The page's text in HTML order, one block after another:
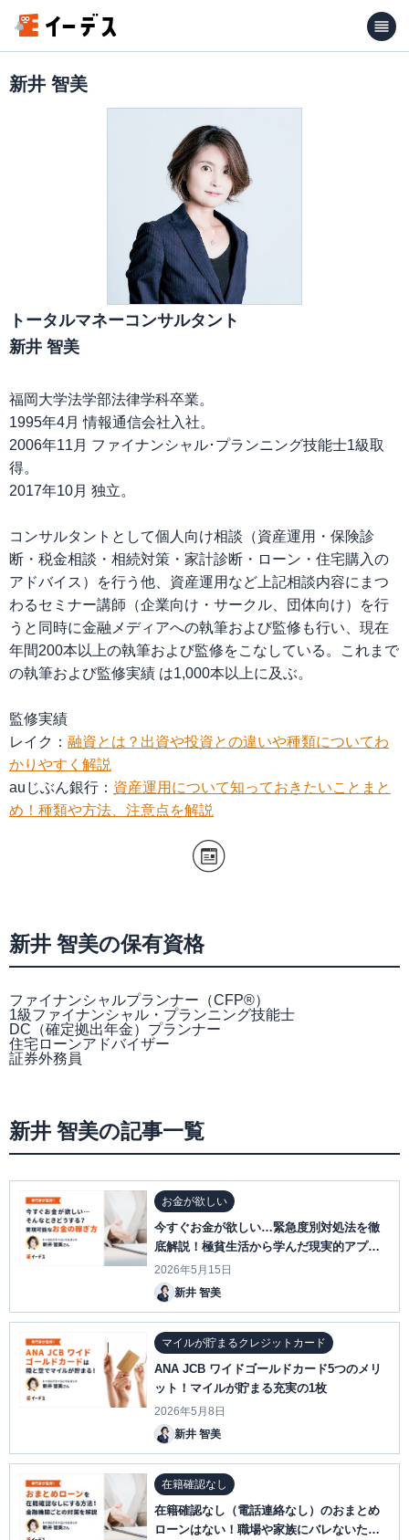
新井 智美
トータルマネーコンサルタント
新井 智美
福岡大学法学部法律学科卒業。
1995年4月 情報通信会社入社。
2006年11月 ファイナンシャル･プランニング技能士1級取
得。
2017年10月 独立。
コンサルタントとして個人向け相談（資産運用・保険診
断・税金相談・相続対策・家計診断・ローン・住宅購入の
アドバイス）を行う他、資産運用など上記相談内容にまつ
わるセミナー講師（企業向け・サークル、団体向け）を行
うと同時に金融メディアへの執筆および監修も行い、現在
年間200本以上の執筆および監修をこなしている。これまで
の執筆および監修実績 は1,000本以上に及ぶ。
監修実績
レイク： 融資とは？出資や投資との違いや種類についてわ
かりやすく解説
auじぶん銀行： 資産運用について知っておきたいことまと
め！種類や方法、注意点を解説
新井 智美の保有資格
ファイナンシャルプランナー（CFP®）
1級ファイナンシャル・プランニング技能士
DC（確定拠出年金）プランナー
住宅ローンアドバイザー
証券外務員
新井 智美の記事一覧
お金が欲しい
今すぐお金が欲しい…緊急度別対処法を徹
底解説！極貧生活から学んだ現実的アプロ
ーチ
2026年5月15日
新井 智美
マイルが貯まるクレジットカード
ANA JCB ワイドゴールドカード5つのメリ
ット！マイルが貯まる充実の1枚
2026年5月8日
新井 智美
在籍確認なし
在籍確認なし（電話連絡なし）のおまとめ
ローンはない！職場や家族にバレないため